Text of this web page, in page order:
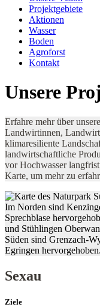
Projektgebiete
Aktionen
Wasser
Boden
Agroforst
Kontakt
Unsere
Erfahre mehr über
Landwirtinnen,
klimaresiliente
landwirtschaftliche
vor Hochwasser
Karte, um mehr zu
Sexau
Ziele